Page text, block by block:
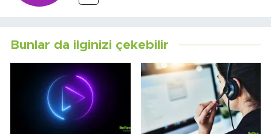
Bunlar da ilginizi çekebilir